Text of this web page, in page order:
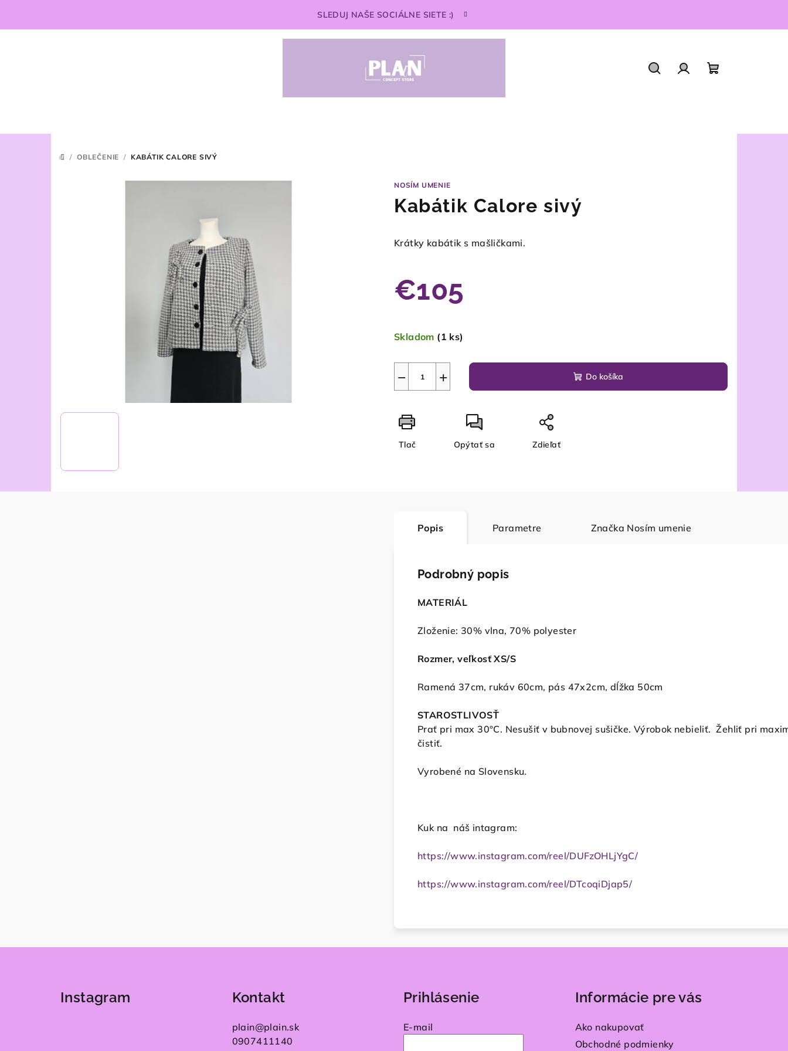
SLEDUJ NAŠE SOCIÁLNE SIETE :)
DOMOV
/ OBLEČENIE / KABÁTIK CALORE SIVÝ
NOSÍM UMENIE
Kabátik Calore sivý
Krátky kabátik s mašličkami.
€105
cena:
Skladom (1 ks)
+
− Do košíka
Tlač Opýtať sa Zdieľať
Popis Parametre Značka Nosím umenie
Podrobný popis
MATERIÁL
Zloženie: 30% vlna, 70% polyester
Rozmer, veľkosť XS/S
Ramená 37cm, rukáv 60cm, pás 47x2cm, dĺžka 50cm
STAROSTLIVOSŤ
Prať pri max 30°C. Nesušiť v bubnovej sušičke. Výrobok nebieliť. Žehliť pri
čistiť.
Vyrobené na Slovensku.
Kuk na náš intagram:
https://www.instagram.com/reel/DUFzOHLjYgC/
https://www.instagram.com/reel/DTcoqiDjap5/
Instagram Kontakt
plain@plain.sk
0907411140
Prihlásenie
E-mail
Informácie pre vás
Ako nakupovať
Obchodné podmienky